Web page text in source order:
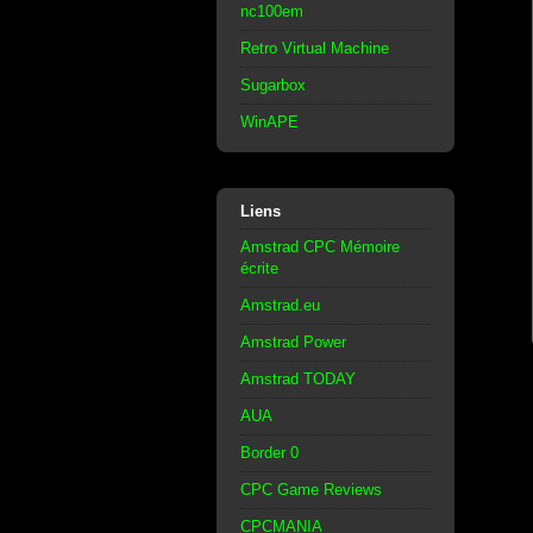
nc100em
Retro Virtual Machine
Sugarbox
WinAPE
Liens
Amstrad CPC Mémoire
écrite
Amstrad.eu
Amstrad Power
Amstrad TODAY
AUA
Border 0
CPC Game Reviews
CPCMANIA